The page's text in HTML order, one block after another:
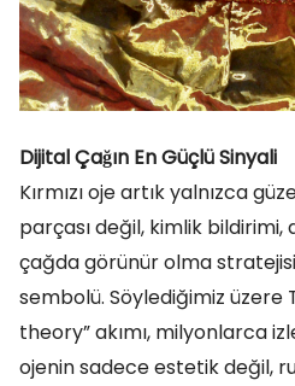
Dijital Çağın En Güçlü Sinyali
Kırmızı oje artık yalnızca
parçası değil, kimlik bildirimi,
çağda görünür olma
sembolü. Söylediğimiz üzere
theory” akımı, milyonlarca
ojenin sadece estetik değil,